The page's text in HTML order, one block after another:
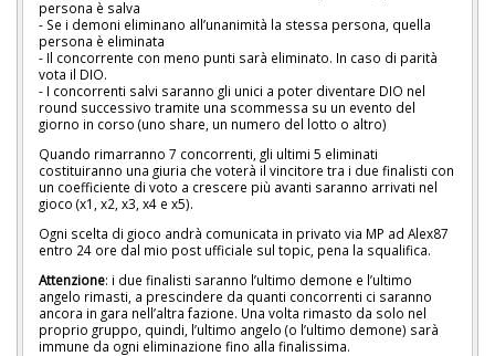
persona è salva
- Se i demoni eliminano all’unanimità la stessa persona, quella
persona è eliminata
- Il concorrente con meno punti sarà eliminato. In caso di parità
vota il DIO.
- I concorrenti salvi saranno gli unici a poter diventare DIO nel
round successivo tramite una scommessa su un evento del
giorno in corso (uno share, un numero del lotto o altro)
Quando rimarranno 7 concorrenti, gli ultimi 5 eliminati
costituiranno una giuria che voterà il vincitore tra i due finalisti con
un coefficiente di voto a crescere più avanti saranno arrivati nel
gioco (x1, x2, x3, x4 e x5).
Ogni scelta di gioco andrà comunicata in privato via MP ad Alex87
entro 24 ore dal mio post ufficiale sul topic, pena la squalifica.
Attenzione: i due finalisti saranno l’ultimo demone e l’ultimo
angelo rimasti, a prescindere da quanti concorrenti ci saranno
ancora in gara nell’altra fazione. Una volta rimasto da solo nel
proprio gruppo, quindi, l’ultimo angelo (o l’ultimo demone) sarà
immune da ogni eliminazione fino alla finalissima.